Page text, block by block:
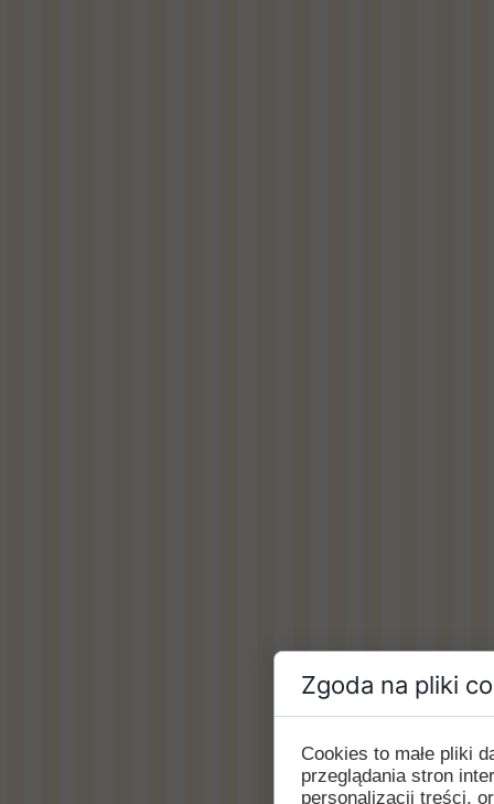
Zgoda na pliki
Cookies to małe pliki
przeglądania stron
personalizacji treści,